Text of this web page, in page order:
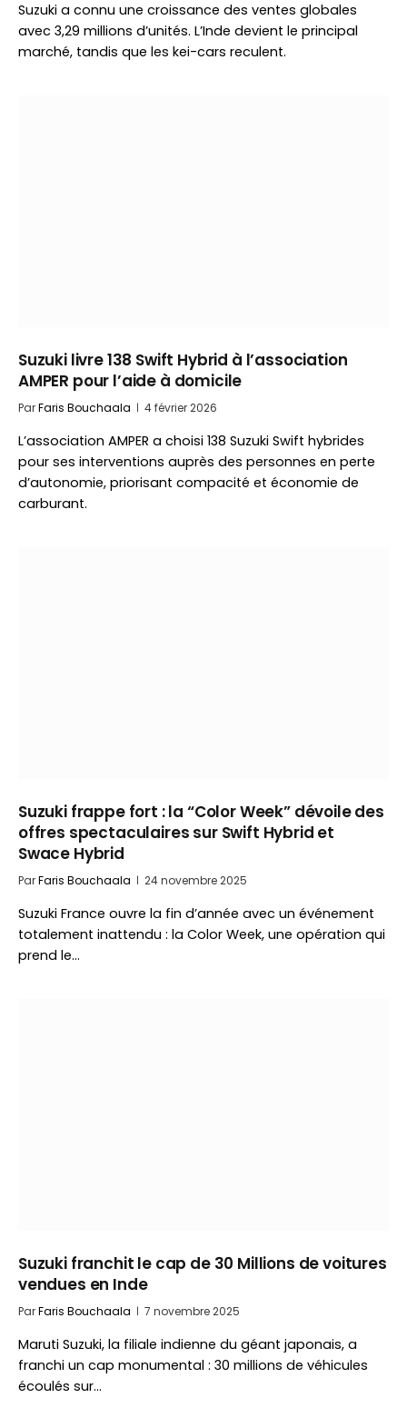
Suzuki a connu une croissance des ventes globales
avec 3,29 millions d’unités. L’Inde devient le principal
marché, tandis que les kei-cars reculent.
Suzuki livre 138 Swift Hybrid à l’association
AMPER pour l’aide à domicile
ParFaris Bouchaala 4 février 2026
L’association AMPER a choisi 138 Suzuki Swift hybrides
pour ses interventions auprès des personnes en perte
d’autonomie, priorisant compacité et économie de
carburant.
Suzuki frappe fort : la “Color Week” dévoile des
offres spectaculaires sur Swift Hybrid et
Swace Hybrid
ParFaris Bouchaala 24 novembre 2025
Suzuki France ouvre la fin d’année avec un événement
totalement inattendu : la Color Week, une opération qui
prend le…
Suzuki franchit le cap de 30 Millions de voitures
vendues en Inde
ParFaris Bouchaala 7 novembre 2025
Maruti Suzuki, la filiale indienne du géant japonais, a
franchi un cap monumental : 30 millions de véhicules
écoulés sur…